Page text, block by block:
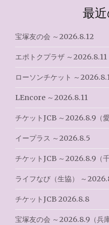
シ
ョ
ン
最
宝塚友の会 ～2026.8.12
エポトクプラザ ～2026.8.11
ローソンチケット ～
LEncore ～2026.8.11
チケットJCB ～2026.8.9（愛
イープラス ～2026.8.5
チケットJCB ～2026.8.9（千
ライフなび（生協） ～
チケットJCB 2026.8.8
宝塚友の会 ～2026.8.9（兵庫